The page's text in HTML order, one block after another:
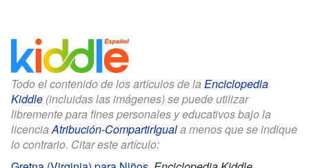
Todo el contenido de los artículos de la Enciclopedia
Kiddle (incluidas las imágenes) se puede utilizar
libremente para fines personales y educativos bajo la
licenciaAtribución-CompartirIguala menos que se indique
lo contrario. Citar este artículo: